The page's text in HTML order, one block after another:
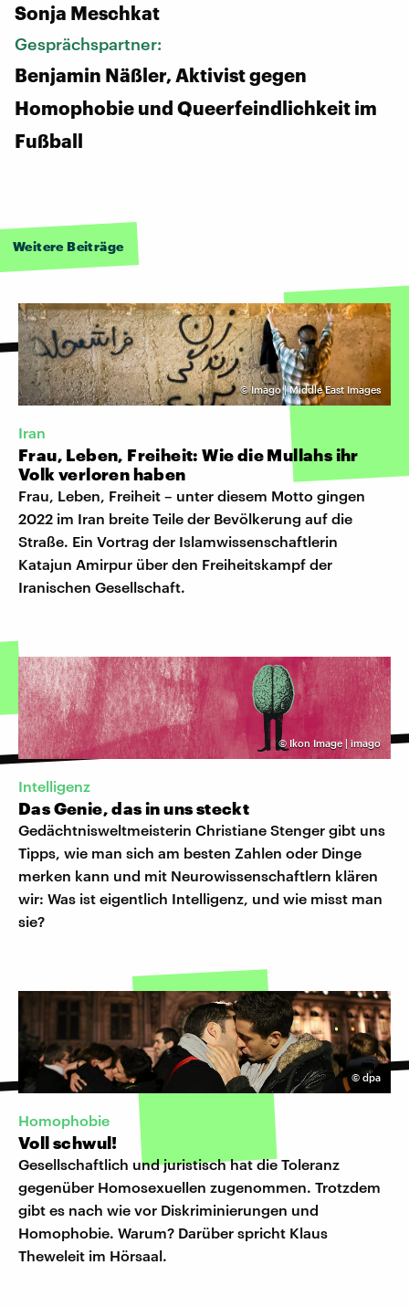
Sonja Meschkat
Gesprächspartner:
Benjamin Näßler, Aktivist gegen
Homophobie und Queerfeindlichkeit im
Fußball
Weitere Beiträge
©Imago | Middle East Images
Iran
Frau, Leben, Freiheit: Wie die Mullahs ihr
Volk verloren haben
Frau, Leben, Freiheit – unter diesem Motto gingen
2022 im Iran breite Teile der Bevölkerung auf die
Straße. Ein Vortrag der Islamwissenschaftlerin
Katajun Amirpur über den Freiheitskampf der
Iranischen Gesellschaft.
© Ikon Image | imago
Intelligenz
Das Genie, das in uns steckt
Gedächtnisweltmeisterin Christiane Stenger gibt uns
Tipps, wie man sich am besten Zahlen oder Dinge
merken kann und mit Neurowissenschaftlern klären
wir: Was ist eigentlich Intelligenz, und wie misst man
sie?
© dpa
Homophobie
Voll schwul!
Gesellschaftlich und juristisch hat die Toleranz
gegenüber Homosexuellen zugenommen. Trotzdem
gibt es nach wie vor Diskriminierungen und
Homophobie. Warum? Darüber spricht Klaus
Theweleit im Hörsaal.